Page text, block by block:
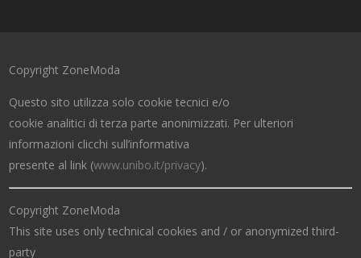
Copyright ZoneModa
Questo sito utilizza solo cookie tecnici e/o
cookie analitici di terza parte anonimizzati. Per ulteriori
informazioni clicchi sull’informativa
presente al link (www.unibo.it/privacy).
Copyright ZoneModa
This site uses only technical cookies and / or anonymized third-
party